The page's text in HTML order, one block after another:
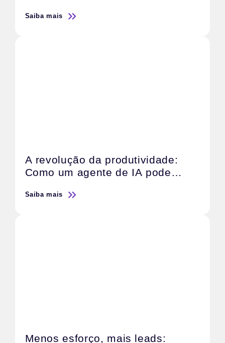
Saiba mais
A revolução da produtividade:
Como um agente de IA pode
agência de marketing
Saiba mais
Menos esforço, mais leads: